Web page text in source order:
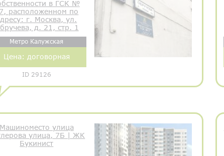
в ГСК №
расположенном по
г. Москва, ул.
д. 21, стр. 1
Метро Калужская
Цена: договорная
ID 29126
Машиноместо улица
улица, 7Б | ЖК
Букинист